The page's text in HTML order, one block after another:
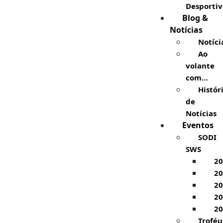
Blog &
Notícias
Ao
volante
com…
de
Notícias
Eventos
SODI
SWS